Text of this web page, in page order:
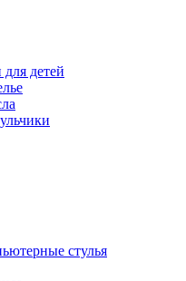
детей
стулья